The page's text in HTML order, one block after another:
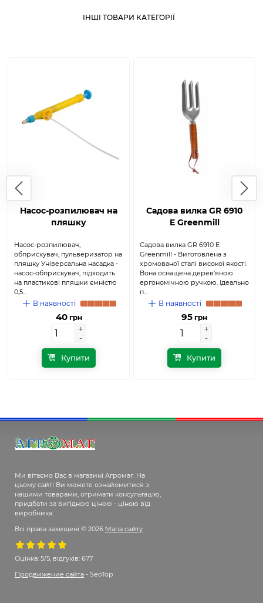
ІНШІ ТОВАРИ КАТЕГОРІЇ
Насос-розпилювач на
пляшку
Насос-розпилювач,
обприскувач, пульверизатор на
пляшку Універсальна насадка -
насос-обприскувач, підходить
на пластикові пляшки ємністю
0,5...
В наявності
40грн
+
-
+
-
Купити
Садова вилка GR 6910
E Greenmill
Садова вилка GR 6910 E
Greenmill - Виготовлена ​​з
хромованої сталі високої якості.
Вона оснащена дерев'яною
ергономічною ручкою. Ідеально
п...
В наявності
95 грн
+
-
+
-
Купити
Ми вітаємо Вас в магазині Агромаг. На
цьому сайті Ви можете ознайомитися з
нашими товарами, отримати консультацію,
придбати за вигідною ціною - ціною від
виробника.
Всі права захищені © 2026 Мапа сайту
Оцінка: 5/5, відгуків: 677
Продвижение сайта - SeoTop